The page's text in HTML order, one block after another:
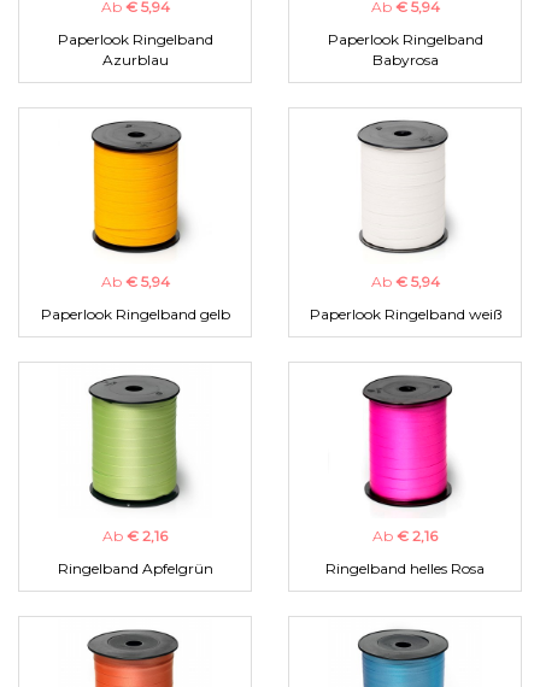
Ab € 5,94
Paperlook Ringelband
Azurblau
Ab € 5,94
Paperlook Ringelband
Babyrosa
Ab € 5,94
Paperlook Ringelband gelb
Ab € 5,94
Paperlook Ringelband weiß
Ab € 2,16
Ringelband Apfelgrün
Ab € 2,16
Ringelband helles Rosa